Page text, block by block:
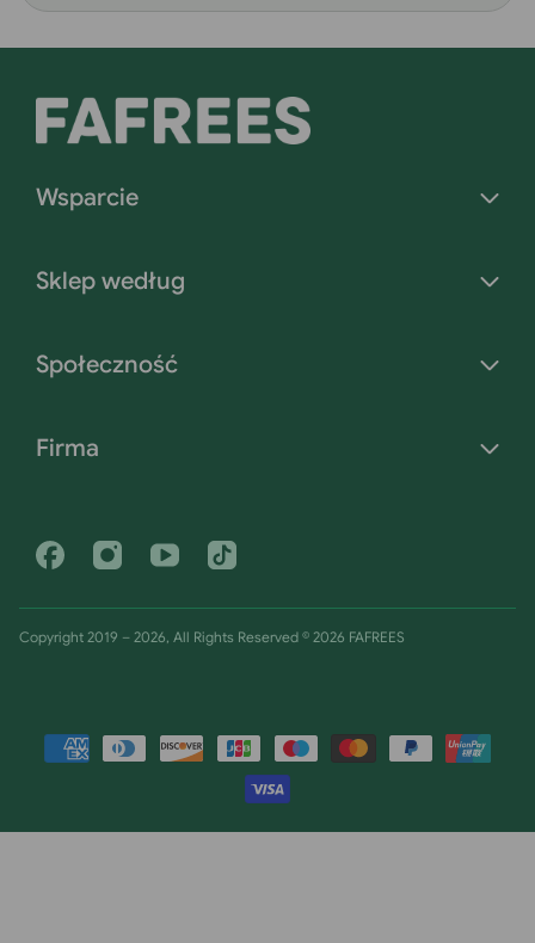
Wsparcie
Sklep według
Społeczność
Firma
FacebookInstagramYouTubeTiktok
Copyright 2019 – 2026, All Rights Reserved © 2026 FAFREES
Metody
płatności